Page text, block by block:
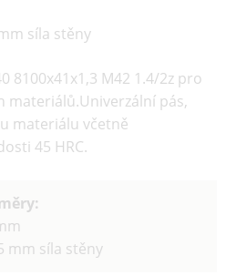
síla stěny
8100x41x1,3 M42 1.4/2z pro
materiálů.Univerzální pás,
materiálu včetně
45 HRC.
mm síla stěny